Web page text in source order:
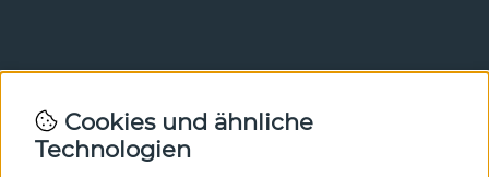
Newsletter
In unserem Newsletter erfahren Sie vor allen anderen
Cookies und ähnliche
Technologien